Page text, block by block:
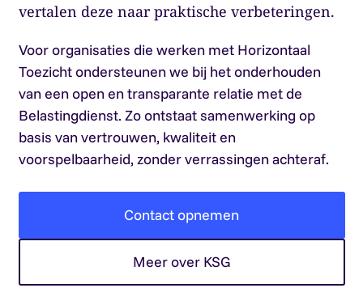
vertalen deze naar praktische verbeteringen.
Voor organisaties die werken met Horizontaal
Toezicht ondersteunen we bij het onderhouden
van een open en transparante relatie met de
Belastingdienst. Zo ontstaat samenwerking op
basis van vertrouwen, kwaliteit en
voorspelbaarheid, zonder verrassingen achteraf.
Contact opnemen
Meer over KSG